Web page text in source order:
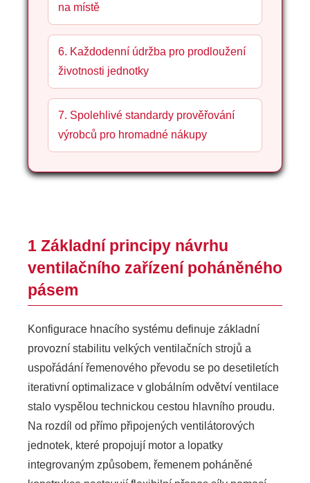
na místě
6. Každodenní údržba pro prodloužení
životnosti jednotky
7. Spolehlivé standardy prověřování
výrobců pro hromadné nákupy
1 Základní principy návrhu
ventilačního zařízení poháněného
pásem
Konfigurace hnacího systému definuje základní
provozní stabilitu velkých ventilačních strojů a
uspořádání řemenového převodu se po desetiletích
iterativní optimalizace v globálním odvětví ventilace
stalo vyspělou technickou cestou hlavního proudu.
Na rozdíl od přímo připojených ventilátorových
jednotek, které propojují motor a lopatky
integrovaným způsobem, řemenem poháněné